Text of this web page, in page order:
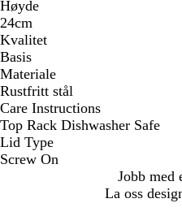
Høyde
24cm
Kvalitet
Basis
Materiale
Rustfritt stål
Care Instructions
Top Rack Dishwasher Safe
Lid Type
Screw On
Jobb med
La oss